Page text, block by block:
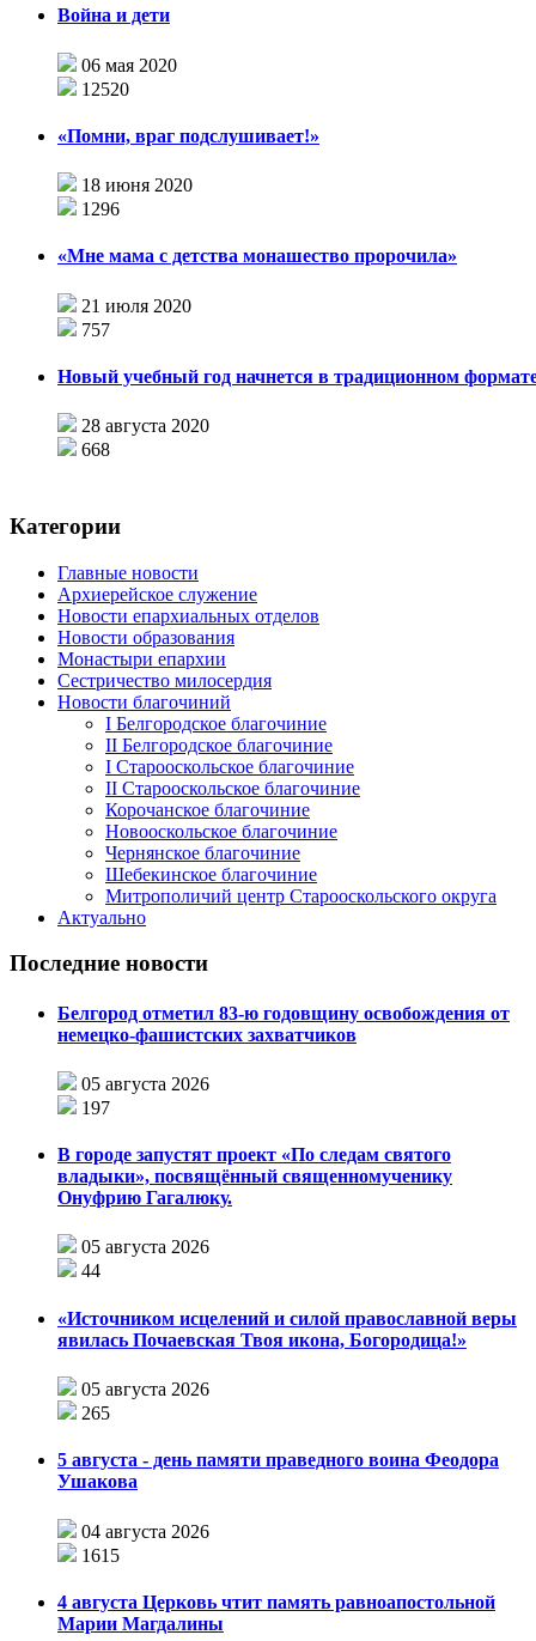
Война и дети
06 мая 2020
12520
«Помни, враг подслушивает!»
18 июня 2020
1296
«Мне мама с детства монашество пророчила»
21 июля 2020
757
Новый учебный год начнется в традиционном
28 августа 2020
668
Категории
Главные новости
Архиерейское служение
Новости епархиальных отделов
Новости образования
Монастыри епархии
Сестричество милосердия
Новости благочиний
I Белгородское благочиние
II Белгородское благочиние
I Старооскольское благочиние
II Старооскольское благочиние
Корочанское благочиние
Новооскольское благочиние
Чернянское благочиние
Шебекинское благочиние
Митрополичий центр Старооскольского округа
Актуально
Последние новости
Белгород отметил 83-ю годовщину освобождения от
немецко-фашистских захватчиков
05 августа 2026
197
В городе запустят проект «По следам святого
владыки», посвящённый священномученику
Онуфрию Гагалюку.
05 августа 2026
44
«Источником исцелений и силой православной веры
явилась Почаевская Твоя икона, Богородица!»
05 августа 2026
265
5 августа - день памяти праведного воина Феодора
Ушакова
04 августа 2026
1615
4 августа Церковь чтит память равноапостольной
Марии Магдалины